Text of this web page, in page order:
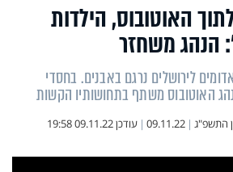
האוטובוס, הילדות
הנהג משחזר
לירושלים נרגם באבנים. בחסדי
האוטובוס משתף בתחושותיו הקשות
התשפ"ג |
09.11.22
| עודכן09.11.22 19:58
This